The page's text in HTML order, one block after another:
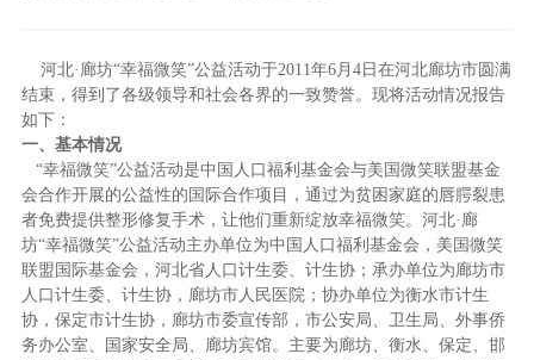
河北·廊坊“幸福微笑”公益活动于2011年6月4日在河北廊坊市圆满
结束，得到了各级领导和社会各界的一致赞誉。现将活动情况报告
如下：
一、基本情况
“幸福微笑”公益活动是中国人口福利基金会与美国微笑联盟基金
会合作开展的公益性的国际合作项目，通过为贫困家庭的唇腭裂患
者免费提供整形修复手术，让他们重新绽放幸福微笑。河北·廊
坊“幸福微笑”公益活动主办单位为中国人口福利基金会，美国微笑
联盟国际基金会，河北省人口计生委、计生协；承办单位为廊坊市
人口计生委、计生协，廊坊市人民医院；协办单位为衡水市计生
协，保定市计生协，廊坊市委宣传部，市公安局、卫生局、外事侨
务办公室、国家安全局、廊坊宾馆。主要为廊坊、衡水、保定、邯